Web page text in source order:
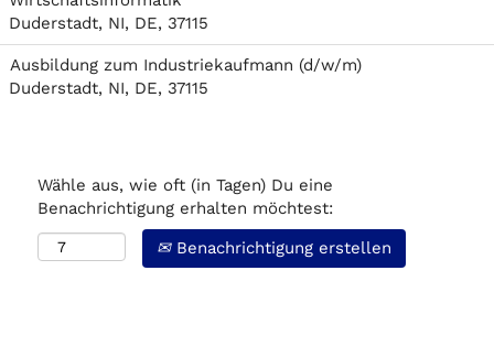
Duderstadt, NI, DE, 37115
Ausbildung zum Industriekaufmann (d/w/m)
Duderstadt, NI, DE, 37115
Wähle aus, wie oft (in Tagen) Du eine
Benachrichtigung erhalten möchtest:
Benachrichtigung erstellen